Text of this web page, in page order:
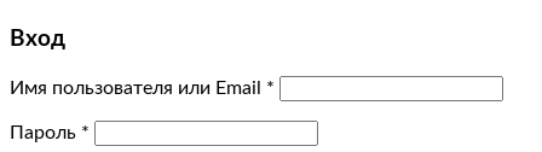
Вход
Имя пользователя или Email *
Пароль *